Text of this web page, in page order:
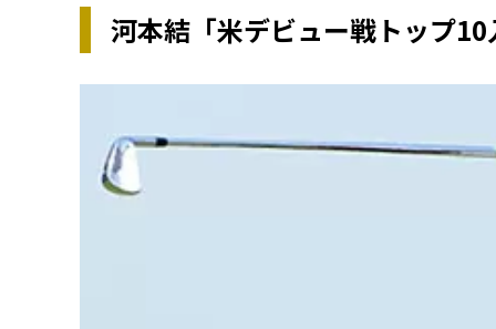
河本結「米デビュー戦トップ